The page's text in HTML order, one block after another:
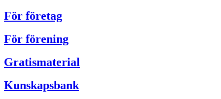
För företag
För förening
Gratismaterial
Kunskapsbank